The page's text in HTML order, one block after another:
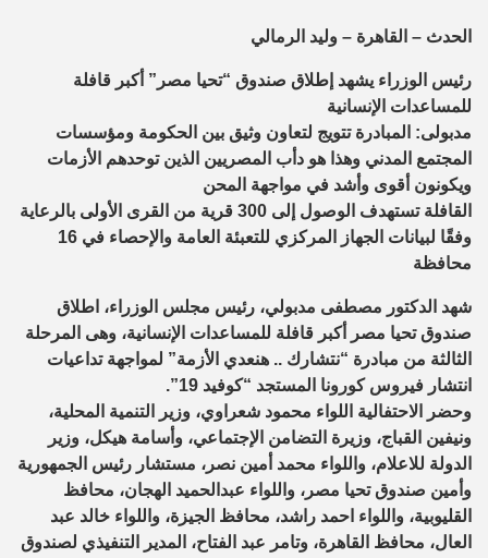
الحدث – القاهرة – وليد الرمالي
رئيس الوزراء يشهد إطلاق صندوق “تحيا مصر” أكبر قافلة
للمساعدات الإنسانية
مدبولى: المبادرة تتويج لتعاون وثيق بين الحكومة ومؤسسات
المجتمع المدني وهذا هو دأب المصريين الذين توحدهم الأزمات
ويكونون أقوى وأشد في مواجهة المحن
القافلة تستهدف الوصول إلى 300 قرية من القرى الأولى بالرعاية
وفقًا لبيانات الجهاز المركزي للتعبئة العامة والإحصاء في 16
محافظة
شهد الدكتور مصطفى مدبولي، رئيس مجلس الوزراء، اطلاق
صندوق تحيا مصر أكبر قافلة للمساعدات الإنسانية، وهى المرحلة
الثالثة من مبادرة “نتشارك .. هنعدي الأزمة” لمواجهة تداعيات
انتشار فيروس كورونا المستجد “كوفيد 19”.
وحضر الاحتفالية اللواء محمود شعراوي، وزير التنمية المحلية،
ونيفين القباج، وزيرة التضامن الإجتماعي، وأسامة هيكل، وزير
الدولة للاعلام، واللواء محمد أمين نصر، مستشار رئيس الجمهورية
وأمين صندوق تحيا مصر، واللواء عبدالحميد الهجان، محافظ
القليوبية، واللواء احمد راشد، محافظ الجيزة، واللواء خالد عبد
العال، محافظ القاهرة، وتامر عبد الفتاح، المدير التنفيذي لصندوق